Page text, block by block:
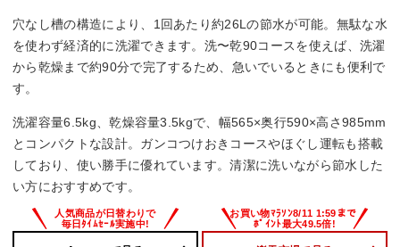
幅x高さx奥行き
1225x775x238 mm
穴なし槽の構造により、1回あたり約26Lの節水が可能。無駄な水
を使わず経済的に洗濯できます。洗〜乾90コースを使えば、洗濯
から乾燥まで約90分で完了するため、急いでいるときにも便利で
す。
洗濯容量6.5kg、乾燥容量3.5kgで、幅565×奥行590×高さ985mm
とコンパクトな設計。ガンコつけおきコースやほぐし運転も搭載
しており、使い勝手に優れています。清潔に洗いながら節水した
い方におすすめです。